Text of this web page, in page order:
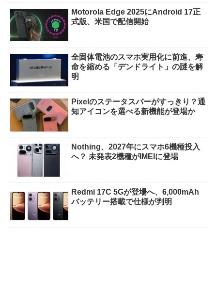
Motorola Edge 2025にAndroid 17正
式版、米国で配信開始
全固体電池のスマホ実用化に前進、寿
命を縮める「デンドライト」の謎を解
明
Pixelのステータスバーがすっきり？通
知アイコンを選べる新機能が登場か
Nothing、2027年にスマホ6機種投入
へ？ 未発表2機種がIMEIに登場
Redmi 17C 5Gが登場へ、6,000mAh
バッテリー搭載で仕様が判明